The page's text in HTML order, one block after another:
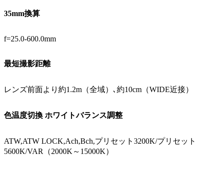
35mm換算
f=25.0-600.0mm
最短撮影距離
レンズ前面より約1.2m（全域）､約10cm（WIDE近接）
色温度切換 ホワイトバランス調整
ATW,ATW LOCK,Ach,Bch,プリセット3200K/プリセット
5600K/VAR（2000K～15000K）